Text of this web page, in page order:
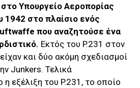
Υπουργείο Αεροπορίας
1942 στο πλαίσιο ενός
που αναζητούσε ένα
Εκτός του P.231 στον
και δύο ακόμη σχεδιασμοί
Junkers. Τελικά
εξέλιξη του P.231, το οποίο